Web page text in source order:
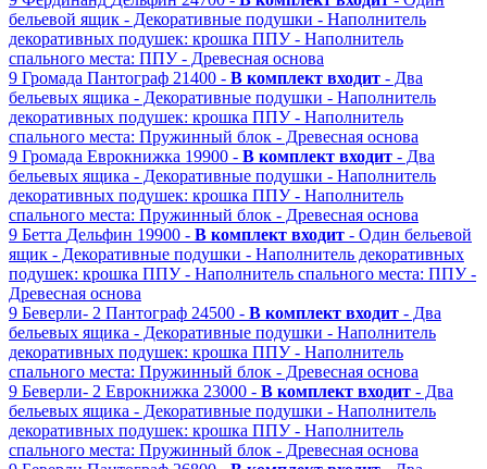
бельевой ящик - Декоративные подушки - Наполнитель
декоративных подушек: крошка ППУ - Наполнитель
спального места: ППУ - Древесная основа
9 Громада Пантограф 21400 - В комплект входит - Два
бельевых ящика - Декоративные подушки - Наполнитель
декоративных подушек: крошка ППУ - Наполнитель
спального места: Пружинный блок - Древесная основа
9 Громада Еврокнижка 19900 - В комплект входит - Два
бельевых ящика - Декоративные подушки - Наполнитель
декоративных подушек: крошка ППУ - Наполнитель
спального места: Пружинный блок - Древесная основа
9 Бетта Дельфин 19900 - В комплект входит - Один бельевой
ящик - Декоративные подушки - Наполнитель декоративных
подушек: крошка ППУ - Наполнитель спального места: ППУ -
Древесная основа
9 Беверли- 2 Пантограф 24500 - В комплект входит - Два
бельевых ящика - Декоративные подушки - Наполнитель
декоративных подушек: крошка ППУ - Наполнитель
спального места: Пружинный блок - Древесная основа
9 Беверли- 2 Еврокнижка 23000 - В комплект входит - Два
бельевых ящика - Декоративные подушки - Наполнитель
декоративных подушек: крошка ППУ - Наполнитель
спального места: Пружинный блок - Древесная основа